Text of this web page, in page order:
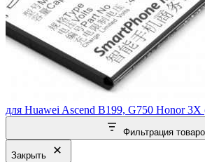
для Huawei Ascend B199, G750 Honor
Фильтрация
Закрыть